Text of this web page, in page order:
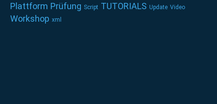
Plattform Prüfung Script TUTORIALS Update Video
Workshop xml